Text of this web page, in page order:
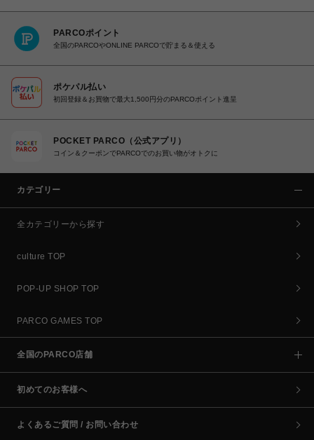
PARCOポイント
全国のPARCOやONLINE PARCOで貯まる＆使える
ポケパル払い
初回登録＆お買物で最大1,500円分のPARCOポイント進呈
POCKET PARCO（公式アプリ）
コイン＆クーポンでPARCOでのお買い物がオトクに
カテゴリー
全カテゴリーから探す
culture TOP
POP-UP SHOP TOP
PARCO GAMES TOP
全国のPARCO店舗
初めてのお客様へ
よくあるご質問 / お問い合わせ